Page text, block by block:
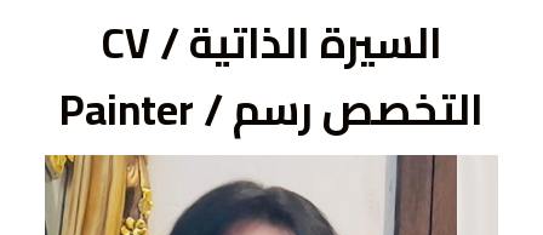
السيرة الذاتية / CV
التخصص رسم / Painter